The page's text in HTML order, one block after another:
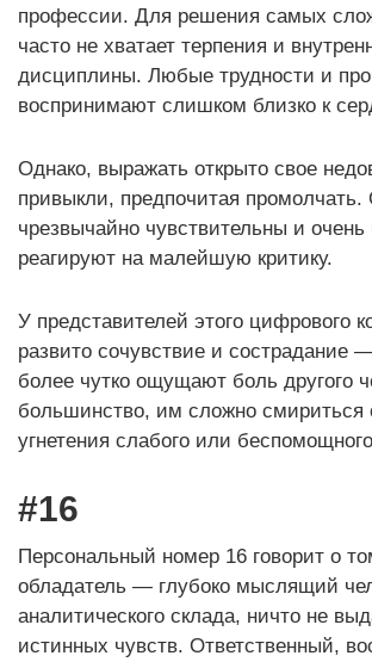
профессии. Для решения самых
часто не хватает терпения и
дисциплины. Любые трудности и
воспринимают слишком близко к
Однако, выражать открыто свое
привыкли, предпочитая промолчать.
чрезвычайно чувствительны и очень
реагируют на малейшую критику.
У представителей этого цифрового
развито сочувствие и сострадание
более чутко ощущают боль другого
большинство, им сложно смириться
угнетения слабого или
#16
Персональный номер 16 говорит о
обладатель — глубоко мыслящий
аналитического склада, ничто не
истинных чувств. Ответственный,